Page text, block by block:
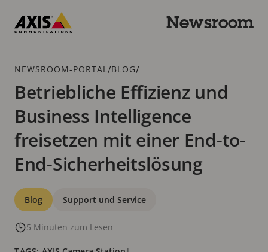
Hauptinhalt
springen
Newsroom
Breadcrumb
NEWSROOM-PORTAL /BLOG/
Betriebliche Effizienz und
Business Intelligence
freisetzen mit einer End-to-
End-Sicherheitslösung
Kategorien
Blog Support und Service
5 Minuten zum Lesen